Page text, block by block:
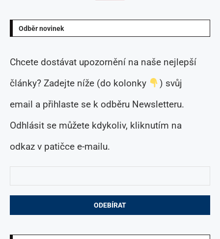
Odběr novinek
Chcete dostávat upozornění na naše nejlepší
články? Zadejte níže (do kolonky
) svůj
email a přihlaste se k odběru Newsletteru.
Odhlásit se můžete kdykoliv, kliknutím na
odkaz v patičce e-mailu.